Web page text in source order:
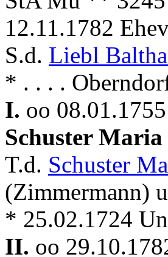
12.11.1782
S.d. Liebl
* . . . .
I. oo
Schuster Maria
T.d. Schuster
(Zimmermann)
* 25.02.1724
II. oo